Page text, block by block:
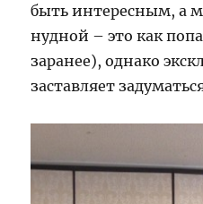
быть интересным, а
нудной – это как
заранее), однако
заставляет